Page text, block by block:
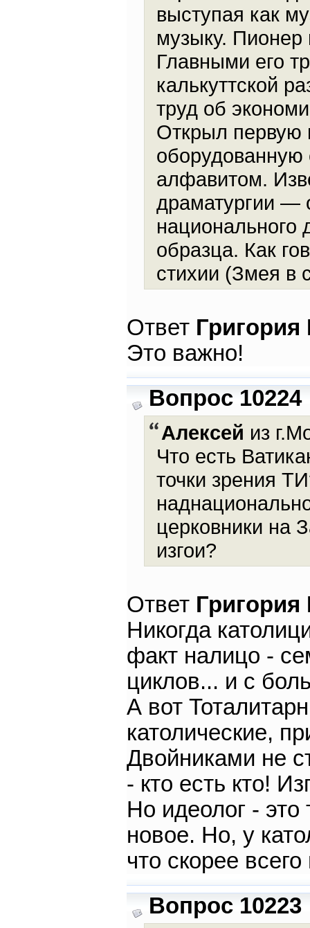
выступая как
музыку. Пионер
Главными его
калькуттской
труд об
Открыл первую
оборудованную
алфавитом.
драматургии —
национального
образца. Как
стихии (Змея в
Ответ
Это важно!
Вопрос 10224
Алексей из
Что есть
точки зрения
церковники на
изгои?
Ответ
Никогда
факт налицо -
циклов... и с
А вот
католические,
Двойниками не
- кто есть кто!
Но идеолог - это
новое. Но, у
что скорее
Вопрос 10223